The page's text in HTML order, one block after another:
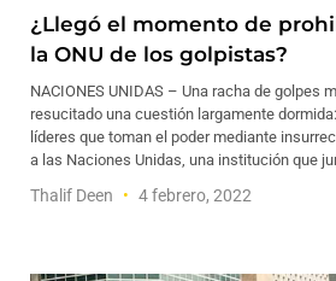
¿Llegó el momento de
la ONU de los golpistas?
NACIONES UNIDAS – Una racha de golpes
resucitado una cuestión largamente
líderes que toman el poder mediante
a las Naciones Unidas, una institución que
Thalif Deen 4 febrero, 2022